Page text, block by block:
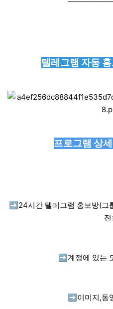
텔레그램 자동
프로그램 상
➡️ 24시간 텔레그램 홍보방(그
➡️ 계정에 있는
➡️ 이미지,동